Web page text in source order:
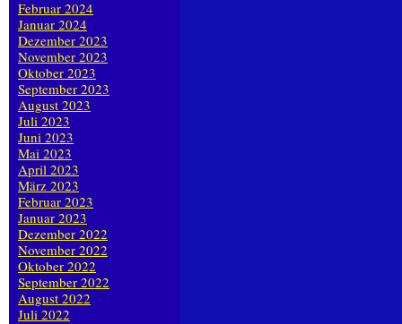
Februar 2024
Januar 2024
Dezember 2023
November 2023
Oktober 2023
September 2023
August 2023
Juli 2023
Juni 2023
Mai 2023
April 2023
März 2023
Februar 2023
Januar 2023
Dezember 2022
November 2022
Oktober 2022
September 2022
August 2022
Juli 2022